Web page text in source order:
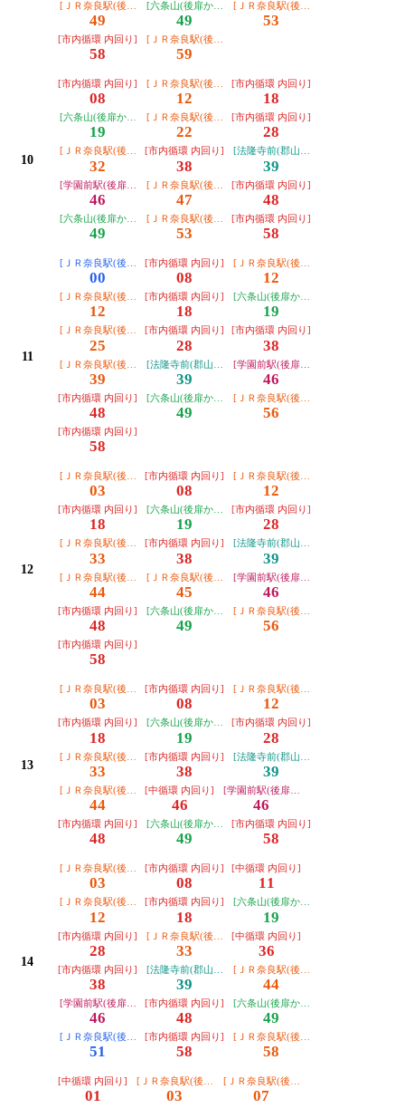
[ＪＲ奈良駅(後扉から)]
49
[六条山(後扉から)]
49
[ＪＲ奈良駅(後扉から)]
53
[市内循環 内回り]
58
[ＪＲ奈良駅(後扉から)]
59
10
[市内循環 内回り]
08
[ＪＲ奈良駅(後扉から)]
12
[市内循環 内回り]
18
[六条山(後扉から)]
19
[ＪＲ奈良駅(後扉から)]
22
[市内循環 内回り]
28
[ＪＲ奈良駅(後扉から)]
32
[市内循環 内回り]
38
[法隆寺前(郡山総合庁舎経由)]
39
[学園前駅(後扉から)]
46
[ＪＲ奈良駅(後扉から)]
47
[市内循環 内回り]
48
[六条山(後扉から)]
49
[ＪＲ奈良駅(後扉から)]
53
[市内循環 内回り]
58
11
[ＪＲ奈良駅(後扉から・運転日注意)]
00
[市内循環 内回り]
08
[ＪＲ奈良駅(後扉から)]
12
[ＪＲ奈良駅(後扉から)]
12
[市内循環 内回り]
18
[六条山(後扉から)]
19
[ＪＲ奈良駅(後扉から)]
25
[市内循環 内回り]
28
[市内循環 内回り]
38
[ＪＲ奈良駅(後扉から)]
39
[法隆寺前(郡山総合庁舎経由)]
39
[学園前駅(後扉から)]
46
[市内循環 内回り]
48
[六条山(後扉から)]
49
[ＪＲ奈良駅(後扉から)]
56
[市内循環 内回り]
58
12
[ＪＲ奈良駅(後扉から)]
03
[市内循環 内回り]
08
[ＪＲ奈良駅(後扉から)]
12
[市内循環 内回り]
18
[六条山(後扉から)]
19
[市内循環 内回り]
28
[ＪＲ奈良駅(後扉から)]
33
[市内循環 内回り]
38
[法隆寺前(郡山総合庁舎経由)]
39
[ＪＲ奈良駅(後扉から)]
44
[ＪＲ奈良駅(後扉から)]
45
[学園前駅(後扉から)]
46
[市内循環 内回り]
48
[六条山(後扉から)]
49
[ＪＲ奈良駅(後扉から)]
56
[市内循環 内回り]
58
13
[ＪＲ奈良駅(後扉から)]
03
[市内循環 内回り]
08
[ＪＲ奈良駅(後扉から)]
12
[市内循環 内回り]
18
[六条山(後扉から)]
19
[市内循環 内回り]
28
[ＪＲ奈良駅(後扉から)]
33
[市内循環 内回り]
38
[法隆寺前(郡山総合庁舎経由)]
39
[ＪＲ奈良駅(後扉から)]
44
[中循環 内回り]
46
[学園前駅(後扉から)]
46
[市内循環 内回り]
48
[六条山(後扉から)]
49
[市内循環 内回り]
58
14
[ＪＲ奈良駅(後扉から)]
03
[市内循環 内回り]
08
[中循環 内回り]
11
[ＪＲ奈良駅(後扉から)]
12
[市内循環 内回り]
18
[六条山(後扉から)]
19
[市内循環 内回り]
28
[ＪＲ奈良駅(後扉から)]
33
[中循環 内回り]
36
[市内循環 内回り]
38
[法隆寺前(郡山総合庁舎経由)]
39
[ＪＲ奈良駅(後扉から)]
44
[学園前駅(後扉から)]
46
[市内循環 内回り]
48
[六条山(後扉から)]
49
[ＪＲ奈良駅(後扉から・運転日注意)]
51
[市内循環 内回り]
58
[ＪＲ奈良駅(後扉から)]
58
[中循環 内回り]
01
[ＪＲ奈良駅(後扉から)]
03
[ＪＲ奈良駅(後扉から)]
07